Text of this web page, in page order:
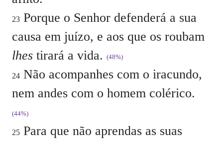
23 Porque o Senhor defenderá a sua
causa em juízo, e aos que os roubam
lhes tirará a vida. (48%)
24 Não acompanhes com o iracundo,
nem andes com o homem colérico.
(44%)
25 Para que não aprendas as suas